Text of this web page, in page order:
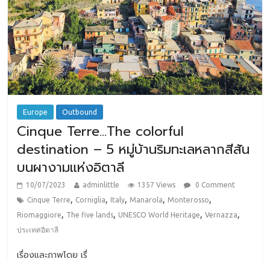
Europe Outbound
Cinque Terre…The colorful
destination – 5 หมู่บ้านริมทะเลหลากสีสัน
บนผางามแห่งอิตาลี
10/07/2023 adminlittle 1357 Views
0 Comment
Cinque Terre, Corniglia, Italy, Manarola, Monterosso,
Riomaggiore, The five lands, UNESCO World Heritage,Vernazza,
ประเทศอิตาลี
เรื่องและภาพโดย เรื่